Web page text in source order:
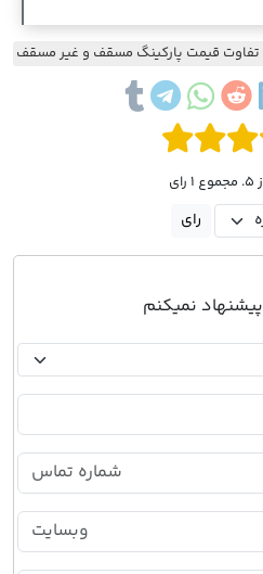
تفاوت قیمت پارکینگ مسقف و غیر مسقف
پیشنهاد نمیکنم